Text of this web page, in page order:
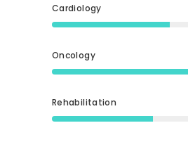
Cardiology
Oncology
Rehabilitation